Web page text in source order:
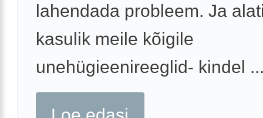
lahendada probleem. Ja
kasulik meile kõigile
unehügieenireeglid- kindel